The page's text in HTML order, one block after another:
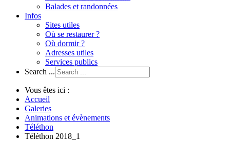
Balades et randonnées
Infos
Sites utiles
Où se restaurer ?
Où dormir ?
Adresses utiles
Services publics
Search ...
Vous êtes ici :
Accueil
Galeries
Animations et évènements
Téléthon
Téléthon 2018_1